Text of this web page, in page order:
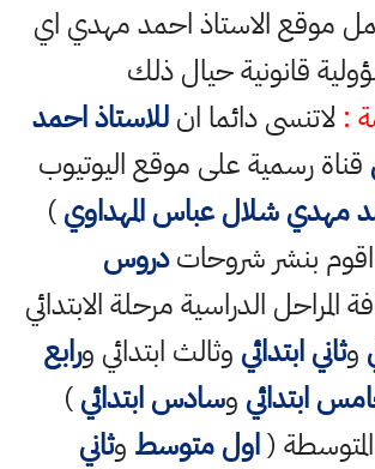
موقع الاستاذ احمد مهدي اي
قانونية حيال ذلك
: لاتنسى دائما انللاستاذ احمد
قناة رسمية على موقع اليوتيوب
مهدي شلال عباس المهداوي)
بنشر شروحاتدروس
المراحل الدراسية مرحلة الابتدائي
وثاني ابتدائي وثالث ابتدائي ورابع
ابتدائي وسادس ابتدائي)
(اول متوسط وثاني